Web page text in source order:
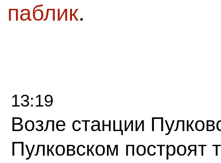
паблик.
13:19
Возле станции
Пулковском построят